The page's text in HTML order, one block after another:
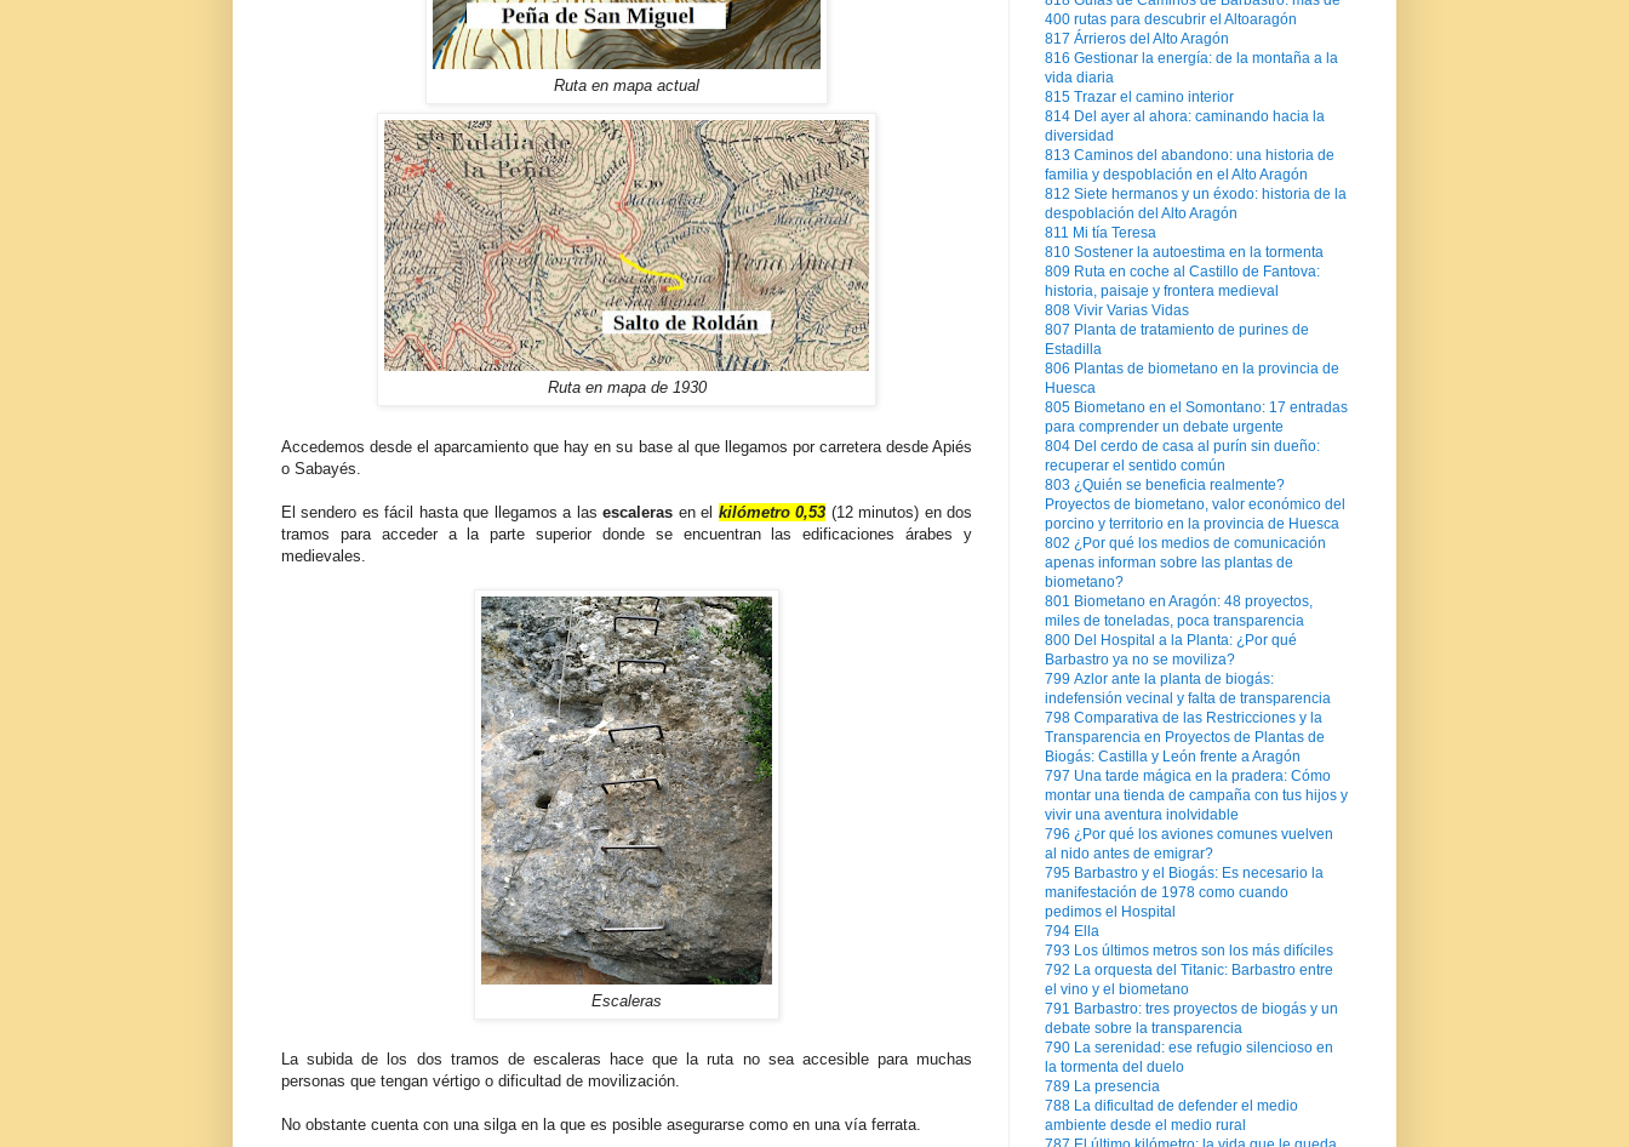
Ruta en mapa actual
Ruta en mapa de 1930
Accedemos desde el aparcamiento que hay en su base al que llegamos por carretera desde Apiés
o Sabayés.
El sendero es fácil hasta que llegamos a lasescaleras en el kilómetro 0,53 (12 minutos) en dos
tramos para acceder a la parte superior donde se encuentran las edificaciones árabes y
medievales.
Escaleras
La subida de los dos tramos de escaleras hace que la ruta no sea accesible para muchas
personas que tengan vértigo o dificultad de movilización.
No obstante cuenta con una silga en la que es posible asegurarse como en una vía ferrata.
400 rutas para descubrir el Altoaragón
817 Árrieros del Alto Aragón
816 Gestionar la energía: de la montaña a la
vida diaria
815 Trazar el camino interior
814 Del ayer al ahora: caminando hacia la
diversidad
813 Caminos del abandono: una historia de
familia y despoblación en el Alto Aragón
812 Siete hermanos y un éxodo: historia de la
despoblación del Alto Aragón
811 Mi tía Teresa
810 Sostener la autoestima en la tormenta
809 Ruta en coche al Castillo de Fantova:
historia, paisaje y frontera medieval
808 Vivir Varias Vidas
807 Planta de tratamiento de purines de
Estadilla
806 Plantas de biometano en la provincia de
Huesca
805 Biometano en el Somontano: 17 entradas
para comprender un debate urgente
804 Del cerdo de casa al purín sin dueño:
recuperar el sentido común
803 ¿Quién se beneficia realmente?
Proyectos de biometano, valor económico del
porcino y territorio en la provincia de Huesca
802 ¿Por qué los medios de comunicación
apenas informan sobre las plantas de
biometano?
801 Biometano en Aragón: 48 proyectos,
miles de toneladas, poca transparencia
800 Del Hospital a la Planta: ¿Por qué
Barbastro ya no se moviliza?
799 Azlor ante la planta de biogás:
indefensión vecinal y falta de transparencia
798 Comparativa de las Restricciones y la
Transparencia en Proyectos de Plantas de
Biogás: Castilla y León frente a Aragón
797 Una tarde mágica en la pradera: Cómo
montar una tienda de campaña con tus hijos y
vivir una aventura inolvidable
796 ¿Por qué los aviones comunes vuelven
al nido antes de emigrar?
795 Barbastro y el Biogás: Es necesario la
manifestación de 1978 como cuando
pedimos el Hospital
794 Ella
793 Los últimos metros son los más difíciles
792 La orquesta del Titanic: Barbastro entre
el vino y el biometano
791 Barbastro: tres proyectos de biogás y un
debate sobre la transparencia
790 La serenidad: ese refugio silencioso en
la tormenta del duelo
789 La presencia
788 La dificultad de defender el medio
ambiente desde el medio rural